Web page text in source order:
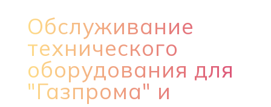
Обслуживание
технического
оборудования для
"Газпрома" и